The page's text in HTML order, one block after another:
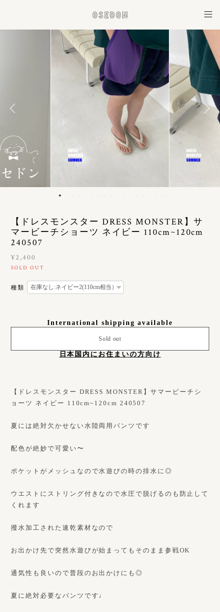
【ドレスモンスター DRESS MONSTER】サ
マービーチショーツ ネイビー 110cm~120cm
240507
¥2,400
SOLD OUT
種類
International shipping available
Sold out
日本国内にお住まいの方向け
【ドレスモンスター DRESS MONSTER】サマービーチシ
ョーツ ネイビー 110cm~120cm 240507
夏には絶対欠かせない水陸両用パンツです
配色が絶妙で可愛い〜
ポケットがメッシュなので水遊びの時の排水に◎
ウエストにストリング付きなので水圧で脱げるのも防止して
くれます
撥水加工された速乾素材なので
お出かけ先で突然水遊びが始まってもそのまま参戦OK
通気性も良いので普段のお出かけにも◎
夏に絶対必要なパンツです♩